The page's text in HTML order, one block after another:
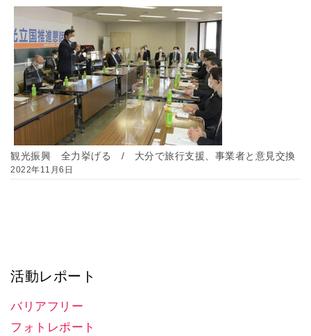
観光振興 全力挙げる / 大分で旅行支援、事業者と意見交換
2022年11月6日
活動レポート
バリアフリー
フォトレポート